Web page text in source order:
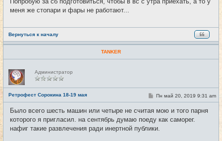
б
и
меня же стопари и фары не работают...
Вернуться к началу
TANKER
Н
е
в
с
е
т
и
Администратор
Ретрофест Сорокина 18-19 мая #13
С
о
б
щ
е
н
Пн май 20, 2019 9:31 am
Было всего шесть машин или четыре не считая мою и того парня
которого я пригласил. на сентябрь думаю поеду как саморег.
нафиг такие развлечения ради инертной публики.